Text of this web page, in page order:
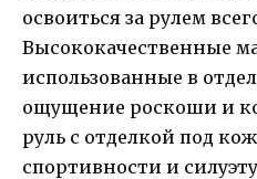
освоиться за рулем
Высококачественные
использованные в
ощущение роскоши и
руль с отделкой под
спортивности и